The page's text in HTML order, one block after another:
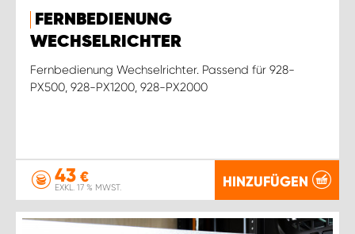
FERNBEDIENUNG
WECHSELRICHTER
Fernbedienung Wechselrichter. Passend für 928-
PX500, 928-PX1200, 928-PX2000
43 €
EXKL. 17 % MWST. HINZUFÜGEN